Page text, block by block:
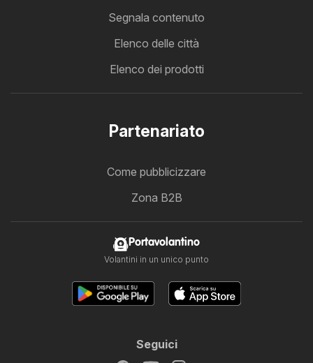
Segnala contenuto
Elenco delle città
Elenco dei prodotti
Partenariato
Come pubblicizzare
Zona B2B
Portavolantino
Volantini in un unico punto
Seguici